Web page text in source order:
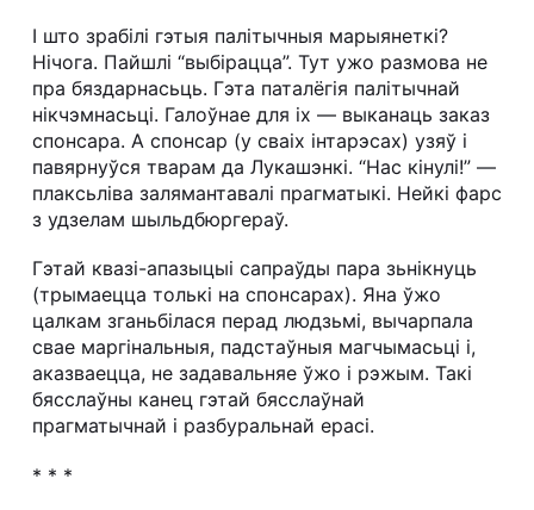
І што зрабілі гэтыя палітычныя марыянеткі?
Нічога. Пайшлі “выбірацца”. Тут ужо размова не
пра бяздарнасьць. Гэта паталёгія палітычнай
нікчэмнасьці. Галоўнае для іх — выканаць заказ
спонсара. А спонсар (у сваіх інтарэсах) узяў і
павярнуўся тварам да Лукашэнкі. “Нас кінулі!” —
плаксьліва залямантавалі прагматыкі. Нейкі фарс
з удзелам шыльдбюргераў.
Гэтай квазі-апазыцыі сапраўды пара зьнікнуць
(трымаецца толькі на спонсарах). Яна ўжо
цалкам зганьбілася перад людзьмі, вычарпала
свае маргінальныя, падстаўныя магчымасьці і,
аказваецца, не задавальняе ўжо і рэжым. Такі
бясслаўны канец гэтай бясслаўнай
прагматычнай і разбуральнай ерасі.
* * *